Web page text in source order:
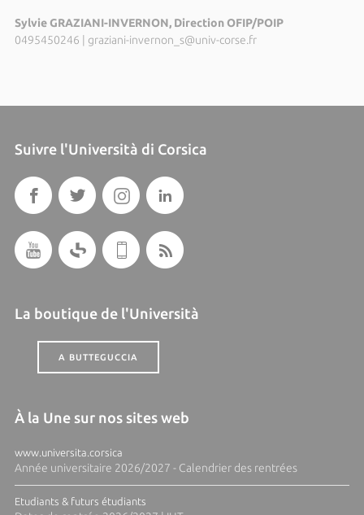
Sylvie GRAZIANI-INVERNON, Direction OFIP/POIP
0495450246
graziani-invernon_s@univ-corse.fr
Suivre l'Università di Corsica
La boutique de l'Università
A BUTTEGUCCIA
À la Une sur nos sites web
www.universita.corsica
Année universitaire 2026/2027 - Calendrier des rentrées
Etudiants & futurs étudiants